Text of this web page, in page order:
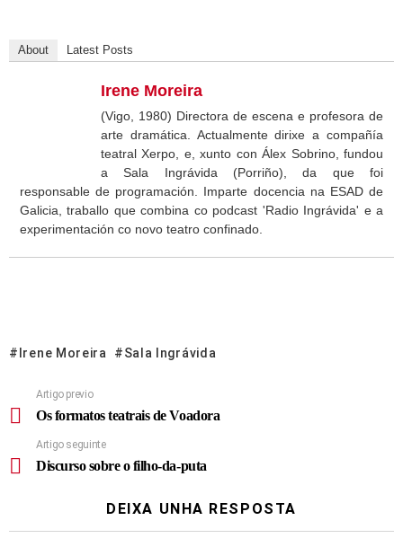
About Latest Posts
Irene Moreira
(Vigo, 1980) Directora de escena e profesora de
arte dramática. Actualmente dirixe a compañía
teatral Xerpo, e, xunto con Álex Sobrino, fundou
a Sala Ingrávida (Porriño), da que foi
responsable de programación. Imparte docencia na ESAD de
Galicia, traballo que combina co podcast 'Radio Ingrávida' e a
experimentación co novo teatro confinado.
Irene Moreira Sala Ingrávida
Artigo previo
Os formatos teatrais de Voadora
Artigo seguinte
Discurso sobre o filho-da-puta
DEIXA UNHA RESPOSTA